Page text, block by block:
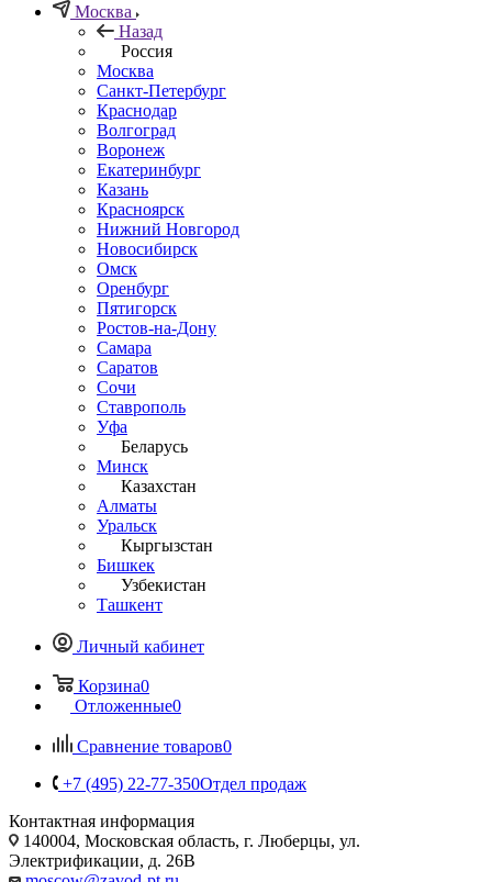
Москва
Назад
Россия
Москва
Санкт-Петербург
Краснодар
Волгоград
Воронеж
Екатеринбург
Казань
Красноярск
Нижний Новгород
Новосибирск
Омск
Оренбург
Пятигорск
Ростов-на-Дону
Самара
Саратов
Сочи
Ставрополь
Уфа
Беларусь
Минск
Казахстан
Алматы
Уральск
Кыргызстан
Бишкек
Узбекистан
Ташкент
Личный кабинет
Корзина0
Отложенные0
Сравнение товаров0
+7 (495) 22-77-350Отдел продаж
Контактная информация
140004, Московская область, г. Люберцы, ул.
Электрификации, д. 26В